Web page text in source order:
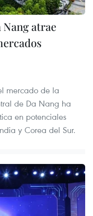
atrae
mercado de la
de Da Nang ha
en potenciales
y Corea del Sur.